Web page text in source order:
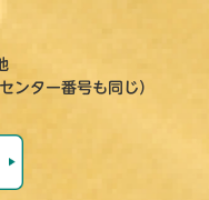
ター番号も同じ）